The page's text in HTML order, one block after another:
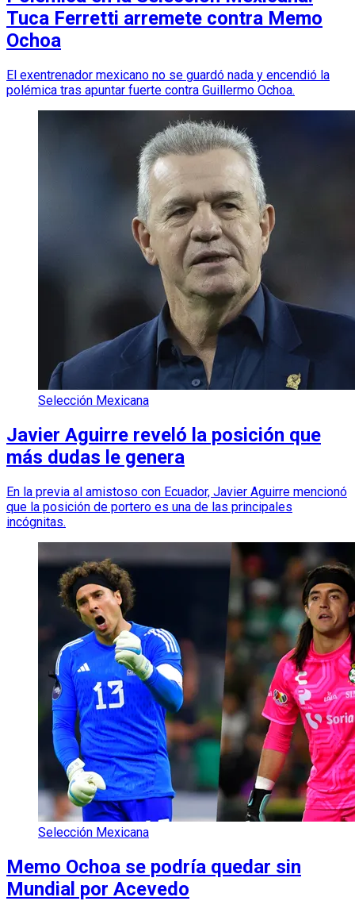
Tuca Ferretti arremete contra Memo
Ochoa
El exentrenador mexicano no se guardó nada y encendió la
polémica tras apuntar fuerte contra Guillermo Ochoa.
Selección Mexicana
Javier Aguirre reveló la posición que
más dudas le genera
En la previa al amistoso con Ecuador, Javier Aguirre mencionó
que la posición de portero es una de las principales
incógnitas.
Selección Mexicana
Memo Ochoa se podría quedar sin
Mundial por Acevedo